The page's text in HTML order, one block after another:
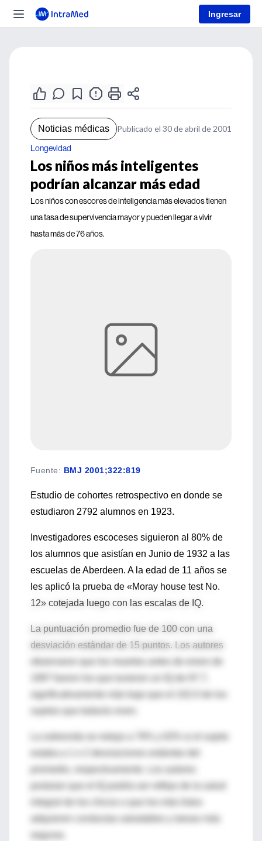
Ingresar
Noticias médicas Publicado el 30 de abril de 2001
Longevidad
Los niños más inteligentes
podrían alcanzar más edad
Los niños con escores de inteligencia más elevados tienen
una tasa de supervivencia mayor y pueden llegar a vivir
hasta más de 76 años.
Fuente: BMJ 2001;322:819
Estudio de cohortes retrospectivo en donde se
estudiaron 2792 alumnos en 1923.
Investigadores escoceses siguieron al 80% de
los alumnos que asistían en Junio de 1932 a las
escuelas de Aberdeen. A la edad de 11 años se
les aplicó la prueba de «Moray house test No.
12» cotejada luego con las escalas de IQ.
La puntuación promedio fue de 100 con una
desviación estándar de 15 puntos. Los autores
observaron que los muertos antes de enero de
significativamente más bajo que el 102.0 de los
integral de los chicos o que los más listos
seguras.